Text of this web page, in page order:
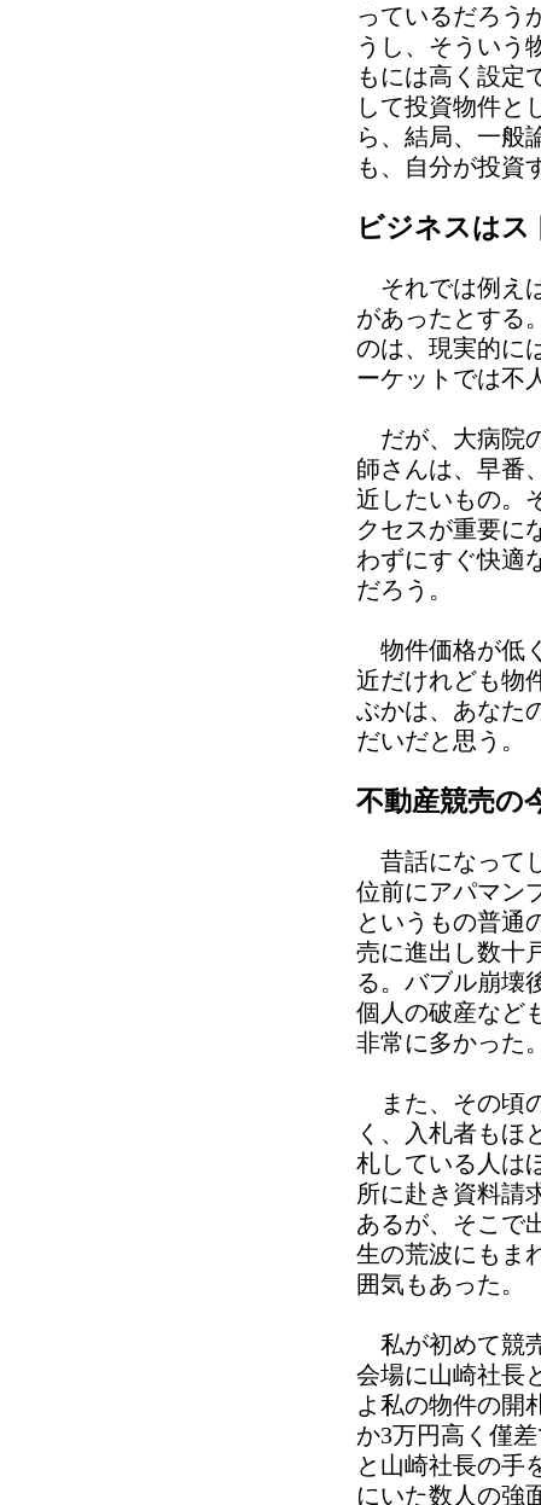
っているだろう
うし、そういう
もには高く設定
して投資物件と
ら、結局、一般
も、自分が投資
ビジネスはス
それでは例え
があったとする
のは、現実的に
ーケットでは不
だが、大病院
師さんは、早番
近したいもの。
クセスが重要に
わずにすぐ快適
だろう。
物件価格が低
近だけれども物
ぶかは、あなた
だいだと思う。
不動産競売の
昔話になって
位前にアパマン
というもの普通
売に進出し数十
る。バブル崩壊
個人の破産など
非常に多かった
また、その頃
く、入札者もほ
札している人は
所に赴き資料請
あるが、そこで
生の荒波にもま
囲気もあった。
私が初めて競
会場に山崎社長
よ私の物件の開
か3万円高く僅
と山崎社長の手
にいた数人の強